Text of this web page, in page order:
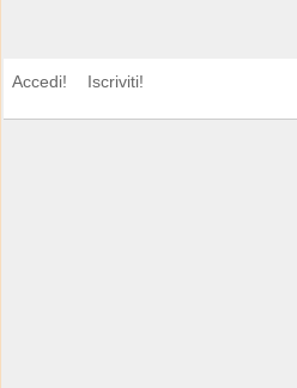
Accedi! Iscriviti!